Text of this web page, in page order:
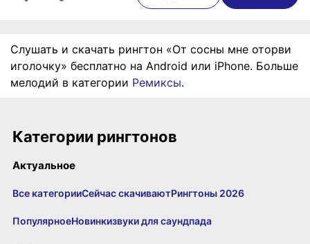
Слушать и скачать рингтон «От сосны мне оторви
иголочку» бесплатно на Android или iPhone. Больше
мелодий в категории Ремиксы.
Категории рингтонов
Актуальное
Все категорииСейчас скачиваютРингтоны 2026
ПопулярноеНовинкизвуки для саундпада